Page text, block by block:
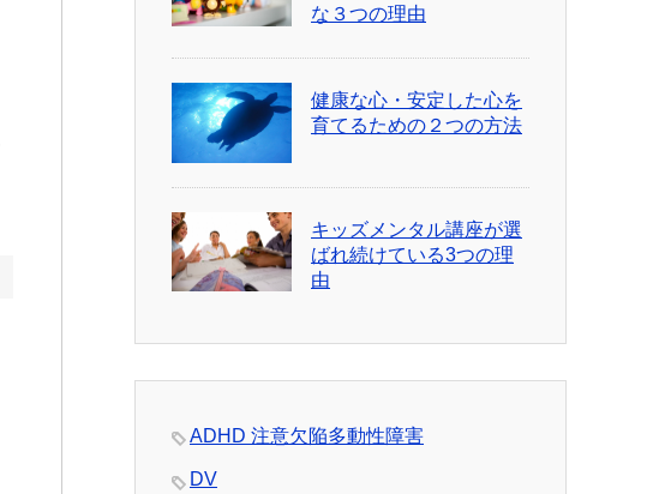
な３つの理由
健康な心・安定した心を
育てるための２つの方法
キッズメンタル講座が選
ばれ続けている3つの理
由
ADHD 注意欠陥多動性障害
DV